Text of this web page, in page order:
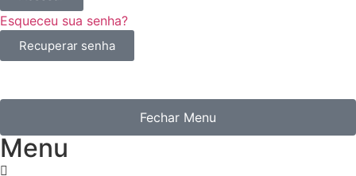
Esqueceu sua senha?
Recuperar senha
Fechar Menu
Menu